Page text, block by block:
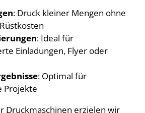
: Druck kleiner Mengen ohne
: Ideal für
Einladungen, Flyer oder
: Optimal für
Projekte
Druckmaschinen erzielen wir